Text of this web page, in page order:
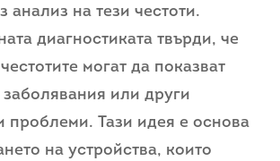
анализ на тези честоти.
диагностиката твърди, че
могат да показват
или други
проблеми. Тази идея е основа
на устройства, които